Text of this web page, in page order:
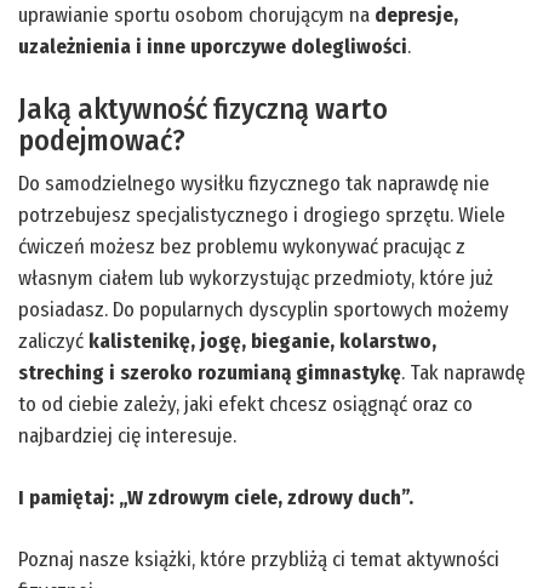
uprawianie sportu osobom chorującym na depresje,
uzależnienia i inne uporczywe dolegliwości.
Jaką aktywność fizyczną warto
podejmować?
Do samodzielnego wysiłku fizycznego tak naprawdę nie
potrzebujesz specjalistycznego i drogiego sprzętu. Wiele
ćwiczeń możesz bez problemu wykonywać pracując z
własnym ciałem lub wykorzystując przedmioty, które już
posiadasz. Do popularnych dyscyplin sportowych możemy
zaliczyć kalistenikę, jogę, bieganie, kolarstwo,
streching i szeroko rozumianą gimnastykę. Tak naprawdę
to od ciebie zależy, jaki efekt chcesz osiągnąć oraz co
najbardziej cię interesuje.
I pamiętaj: „W zdrowym ciele, zdrowy duch”.
Poznaj nasze książki, które przybliżą ci temat aktywności